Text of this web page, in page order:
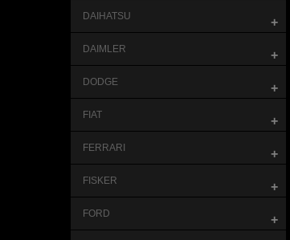
DAIHATSU +
DAIMLER +
DODGE +
FIAT +
FERRARI +
FISKER +
FORD +